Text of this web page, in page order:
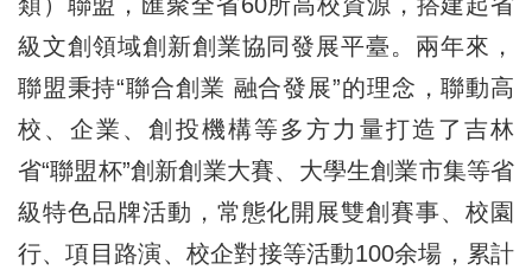
級文創領域創新創業協同發展平臺。兩年來，
聯盟秉持“聯合創業 融合發展”的理念，聯動高
校、企業、創投機構等多方力量打造了吉林
省“聯盟杯”創新創業大賽、大學生創業市集等省
級特色品牌活動，常態化開展雙創賽事、校園
行、項目路演、校企對接等活動100余場，累計